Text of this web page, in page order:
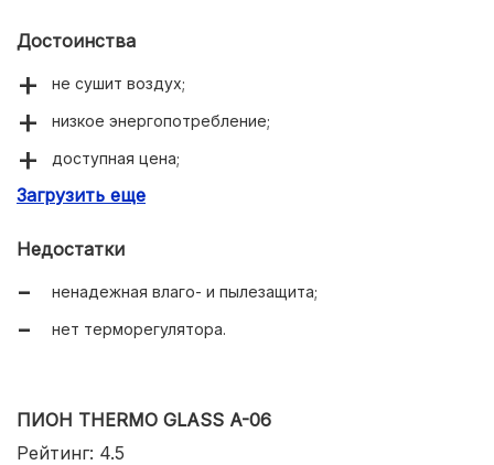
Достоинства
не сушит воздух;
низкое энергопотребление;
доступная цена;
5-летняя гарантия.
Загрузить еще
Недостатки
ненадежная влаго- и пылезащита;
нет терморегулятора.
ПИОН THERMO GLASS A-06
Рейтинг: 4.5